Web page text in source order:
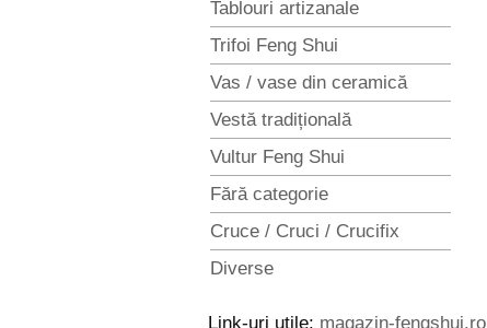
Tablouri artizanale
Trifoi Feng Shui
Vas / vase din ceramică
Vestă tradițională
Vultur Feng Shui
Fără categorie
Cruce / Cruci / Crucifix
Diverse
Link-uri utile: magazin-fengshui.ro